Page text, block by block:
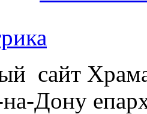
сайт
на-Дону